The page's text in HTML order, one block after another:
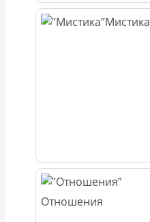
Мистика
Отношения